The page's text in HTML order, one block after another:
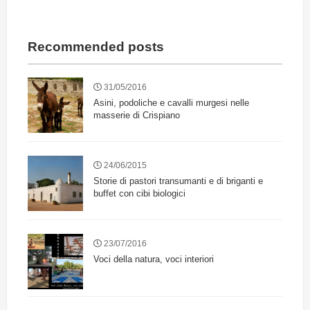
Recommended posts
31/05/2016
Asini, podoliche e cavalli murgesi nelle
masserie di Crispiano
24/06/2015
Storie di pastori transumanti e di briganti e
buffet con cibi biologici
23/07/2016
Voci della natura, voci interiori